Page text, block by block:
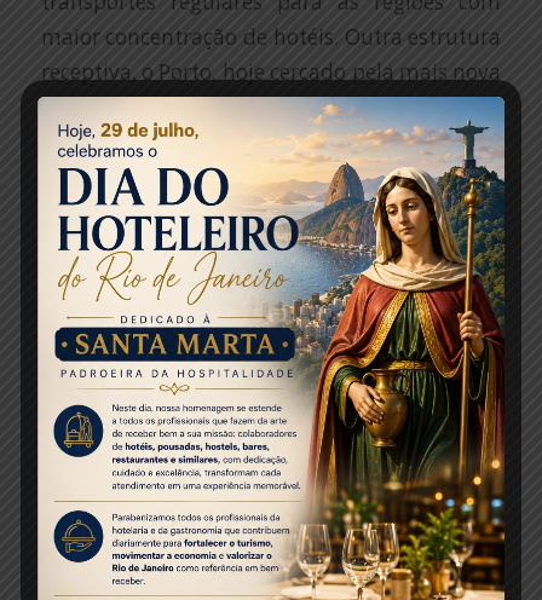
maior concentração de hotéis. Outra estrutura
receptiva, o Porto, hoje cercado pela mais nova
paixão dos cariocas e turistas, o Boulevard
Olímpico, carece de modernização de sua
estrutura, gerando melhores condições de
recepção aos cruzeiros internacionais e
nacionais.
Para ampliar nosso bem receber, temos
muitas sugestões que anseiam pelo
compromisso do poder público. A criação de
passes para turistas estrangeiros com acesso a
todos os transportes públicos da cidade e a
fiscalização mais efetiva dos taxis, serviço que
figura entre as principais reclamações dos
turistas, são algumas delas. Há também a
implantação de um programa de tax free,